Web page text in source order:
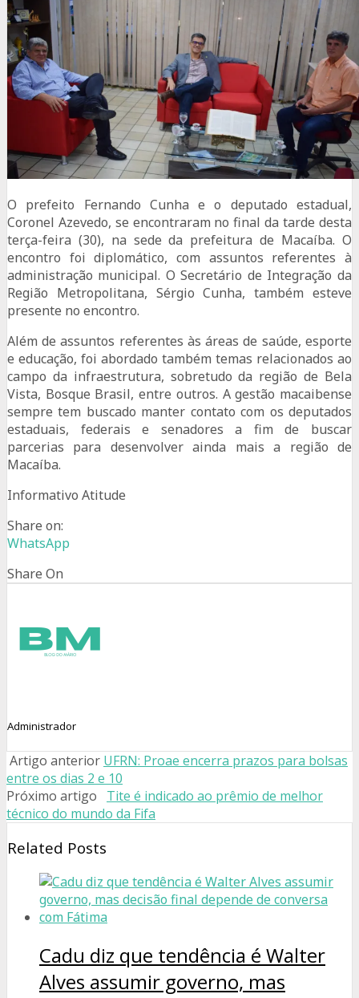
O prefeito Fernando Cunha e o deputado estadual,
Coronel Azevedo, se encontraram no final da tarde desta
terça-feira (30), na sede da prefeitura de Macaíba. O
encontro foi diplomático, com assuntos referentes à
administração municipal. O Secretário de Integração da
Região Metropolitana, Sérgio Cunha, também esteve
presente no encontro.
Além de assuntos referentes às áreas de saúde, esporte
e educação, foi abordado também temas relacionados ao
campo da infraestrutura, sobretudo da região de Bela
Vista, Bosque Brasil, entre outros. A gestão macaibense
sempre tem buscado manter contato com os deputados
estaduais, federais e senadores a fim de buscar
parcerias para desenvolver ainda mais a região de
Macaíba.
Informativo Atitude
Share on:
WhatsApp
Share On
Administrador
Artigo anterior UFRN: Proae encerra prazos para bolsas
entre os dias 2 e 10
Próximo artigo
Tite é indicado ao prêmio de melhor
técnico do mundo da Fifa
Related Posts
Cadu diz que tendência é Walter
Alves assumir governo, mas